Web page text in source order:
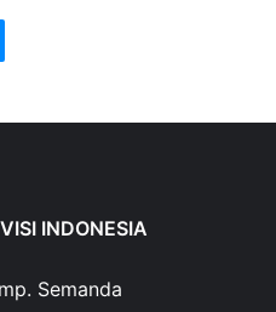
INDONESIA
Semanda